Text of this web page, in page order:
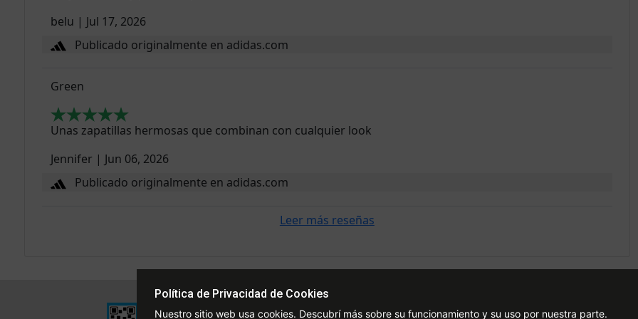
belu | Jul 17, 2026
Publicado originalmente en adidas.com
Green
Unas zapatillas hermosas que combinan con cualquier look
Jennifer | Jun 06, 2026
Publicado originalmente en adidas.com
Leer más reseñas
Institucional Ayuda Redes Sociales
Política de Privacidad de Cookies
Nuestro sitio web usa cookies. Descubrí más sobre su funcionamiento y su uso por nuestra parte.